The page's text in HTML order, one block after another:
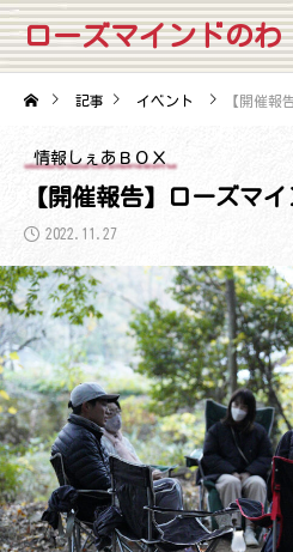
ローズマインドのわ
記事 イベント 【開催報
情報しぇあＢＯＸ
【開催報告】ローズマ
2022.11.27